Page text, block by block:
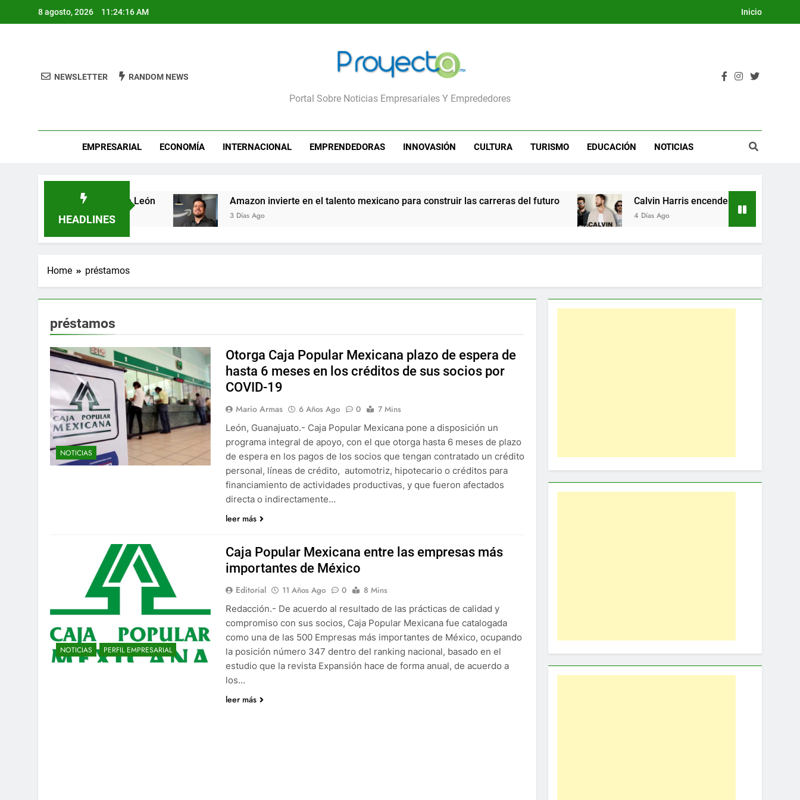
8 agosto, 2026 11:24:16 AM Inicio
ProyectaPortal Sobre Noticias Empresariales Y Emprededores
NEWSLETTER RANDOM NEWS
EMPRESARIAL ECONOMÍA INTERNACIONAL EMPRENDEDORAS INNOVASIÓN CULTURA TURISMO EDUCACIÓN NOTICIAS
HEADLINES
Fest busca héroes de León Amazon invierte en el talento mexicano para construir las carreras del futuro
3 Días Ago
Calvin Harris encenderá la Dream Night
4 Días Ago
Home préstamos
préstamos
NOTICIAS
Otorga Caja Popular Mexicana plazo de espera de
hasta 6 meses en los créditos de sus socios por
COVID-19
Mario Armas 6 Años Ago 0
7 Mins
León, Guanajuato.- Caja Popular Mexicana pone a disposición un
programa integral de apoyo, con el que otorga hasta 6 meses de plazo
de espera en los pagos de los socios que tengan contratado un crédito
personal, líneas de crédito, automotriz, hipotecario o créditos para
financiamiento de actividades productivas, y que fueron afectados
directa o indirectamente…
leer más
NOTICIAS PERFIL EMPRESARIAL
Caja Popular Mexicana entre las empresas más
importantes de México
Editorial 11 Años Ago 0
8 Mins
Redacción.- De acuerdo al resultado de las prácticas de calidad y
compromiso con sus socios, Caja Popular Mexicana fue catalogada
como una de las 500 Empresas más importantes de México, ocupando
la posición número 347 dentro del ranking nacional, basado en el
estudio que la revista Expansión hace de forma anual, de acuerdo a
los…
leer más